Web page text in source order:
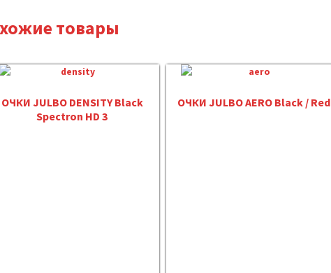
товары
ОЧКИ JULBO DENSITY Black
Spectron HD 3
ОЧКИ JULBO AERO Black / Red